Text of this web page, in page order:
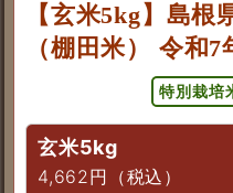
【玄米5kg】島
（棚田米） 令和7
特別栽培
玄米5kg
4,662円（税込）